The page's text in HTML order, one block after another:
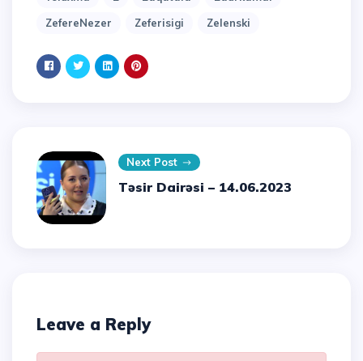
ZefereNezer
Zeferisigi Zelenski
Next Post
Təsir Dairəsi – 14.06.2023
Leave a Reply